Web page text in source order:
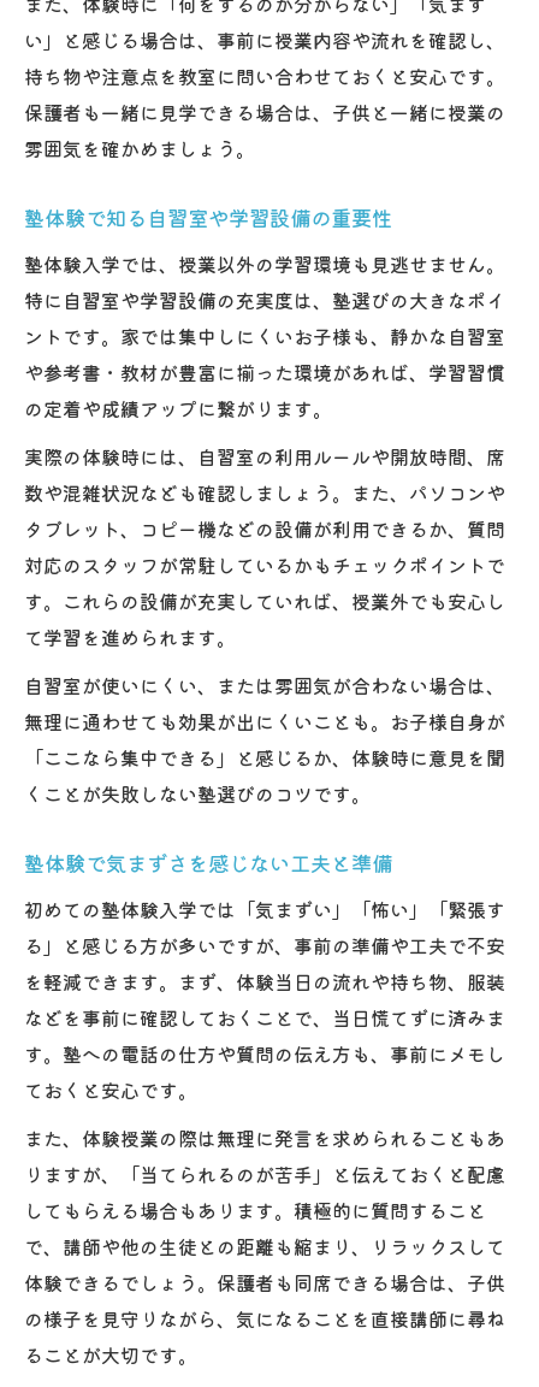
い」と感じる場合は、事前に授業内容や流れを確認し、
持ち物や注意点を教室に問い合わせておくと安心です。
保護者も一緒に見学できる場合は、子供と一緒に授業の
雰囲気を確かめましょう。
塾体験で知る自習室や学習設備の重要性
塾体験入学では、授業以外の学習環境も見逃せません。
特に自習室や学習設備の充実度は、塾選びの大きなポイ
ントです。家では集中しにくいお子様も、静かな自習室
や参考書・教材が豊富に揃った環境があれば、学習習慣
の定着や成績アップに繋がります。
実際の体験時には、自習室の利用ルールや開放時間、席
数や混雑状況なども確認しましょう。また、パソコンや
タブレット、コピー機などの設備が利用できるか、質問
対応のスタッフが常駐しているかもチェックポイントで
す。これらの設備が充実していれば、授業外でも安心し
て学習を進められます。
自習室が使いにくい、または雰囲気が合わない場合は、
無理に通わせても効果が出にくいことも。お子様自身が
「ここなら集中できる」と感じるか、体験時に意見を聞
くことが失敗しない塾選びのコツです。
塾体験で気まずさを感じない工夫と準備
初めての塾体験入学では「気まずい」「怖い」「緊張す
る」と感じる方が多いですが、事前の準備や工夫で不安
を軽減できます。まず、体験当日の流れや持ち物、服装
などを事前に確認しておくことで、当日慌てずに済みま
す。塾への電話の仕方や質問の伝え方も、事前にメモし
ておくと安心です。
また、体験授業の際は無理に発言を求められることもあ
りますが、「当てられるのが苦手」と伝えておくと配慮
してもらえる場合もあります。積極的に質問すること
で、講師や他の生徒との距離も縮まり、リラックスして
体験できるでしょう。保護者も同席できる場合は、子供
の様子を見守りながら、気になることを直接講師に尋ね
ることが大切です。